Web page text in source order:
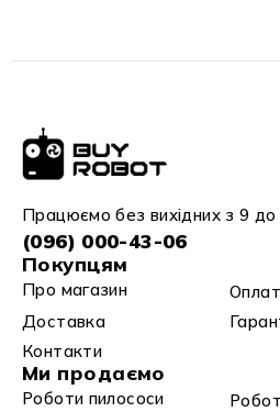
Працюємо без вихідних з 9 до
(096) 000-43-06
Покупцям
Про магазин
Доставка
Контакти
Ми продаємо
Роботи пилососи